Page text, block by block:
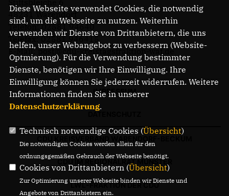
48231 Warendorf
Telefon: 02581 94640
Telefax: 02581 946415
E-Mail: post@cdu-kreistagsfraktion-waf.de
IMPRESSUM
CDU IM REGIONALRAT MÜNSTER
LWL-FRAKTION DER CDU
Diese Webseite verwendet Cookies, die notwendig
sind, um die Webseite zu nutzen. Weiterhin
verwenden wir Dienste von Drittanbietern, die uns
helfen, unser Webangebot zu verbessern (Website-
Optmierung). Für die Verwendung bestimmter
Dienste, benötigen wir Ihre Einwilligung. Ihre
Einwilligung können Sie jederzeit widerrufen. Weitere
Informationen finden Sie in unserer
Datenschutzerklärung.
Technisch notwendige Cookies (Übersicht)
Die notwendigen Cookies werden allein für den
ordnungsgemäßen Gebrauch der Webseite benötigt.
Cookies von Drittanbietern (Übersicht)
Zur Optimierung unserer Webseite binden wir Dienste und
Angebote von Drittanbietern ein.